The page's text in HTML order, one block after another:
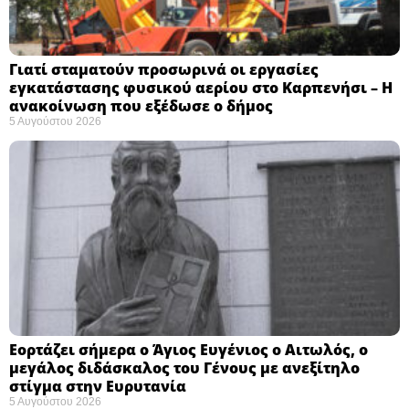
Γιατί σταματούν προσωρινά οι εργασίες
εγκατάστασης φυσικού αερίου στο Καρπενήσι – Η
ανακοίνωση που εξέδωσε ο δήμος
5 Αυγούστου 2026
Εορτάζει σήμερα ο Άγιος Ευγένιος ο Αιτωλός, ο
μεγάλος διδάσκαλος του Γένους με ανεξίτηλο
στίγμα στην Ευρυτανία
5 Αυγούστου 2026